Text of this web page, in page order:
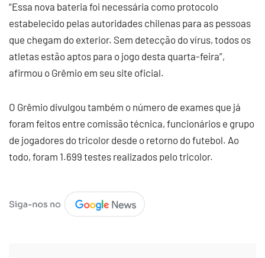
“Essa nova bateria foi necessária como protocolo
estabelecido pelas autoridades chilenas para as pessoas
que chegam do exterior. Sem detecção do vírus, todos os
atletas estão aptos para o jogo desta quarta-feira”,
afirmou o Grêmio em seu site oficial.
O Grêmio divulgou também o número de exames que já
foram feitos entre comissão técnica, funcionários e grupo
de jogadores do tricolor desde o retorno do futebol. Ao
todo, foram 1.699 testes realizados pelo tricolor.